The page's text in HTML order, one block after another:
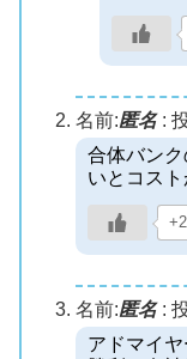
名前:匿名:
合体バン
いとコス
+2
名前:匿名:
アドマイ